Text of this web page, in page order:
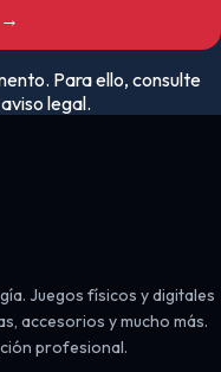
→
Para ello, consulte
legal.
Juegos físicos y digitales
accesorios y mucho más.
profesional.